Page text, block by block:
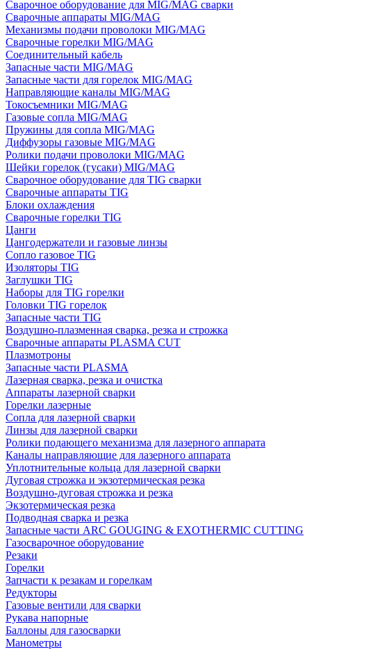
Сварочное оборудование для MIG/MAG сварки
Сварочные аппараты MIG/MAG
Механизмы подачи проволоки MIG/MAG
Сварочные горелки MIG/MAG
Соединительный кабель
Запасные части MIG/MAG
Запасные части для горелок MIG/MAG
Направляющие каналы MIG/MAG
Токосъемники MIG/MAG
Газовые сопла MIG/MAG
Пружины для сопла MIG/MAG
Диффузоры газовые MIG/MAG
Ролики подачи проволоки MIG/MAG
Шейки горелок (гусаки) MIG/MAG
Сварочное оборудование для TIG сварки
Сварочные аппараты TIG
Блоки охлаждения
Сварочные горелки TIG
Цанги
Цангодержатели и газовые линзы
Сопло газовое TIG
Изоляторы TIG
Заглушки TIG
Наборы для TIG горелки
Головки TIG горелок
Запасные части TIG
Воздушно-плазменная сварка, резка и строжка
Сварочные аппараты PLASMA CUT
Плазмотроны
Запасные части PLASMA
Лазерная сварка, резка и очистка
Аппараты лазерной сварки
Горелки лазерные
Сопла для лазерной сварки
Линзы для лазерной сварки
Ролики подающего механизма для лазерного аппарата
Каналы направляющие для лазерного аппарата
Уплотнительные кольца для лазерной сварки
Дуговая строжка и экзотермическая резка
Воздушно-дуговая строжка и резка
Экзотермическая резка
Подводная сварка и резка
Запасные части ARC GOUGING & EXOTHERMIC CUTTING
Газосварочное оборудование
Резаки
Горелки
Запчасти к резакам и горелкам
Редукторы
Газовые вентили для сварки
Рукава напорные
Баллоны для газосварки
Манометры